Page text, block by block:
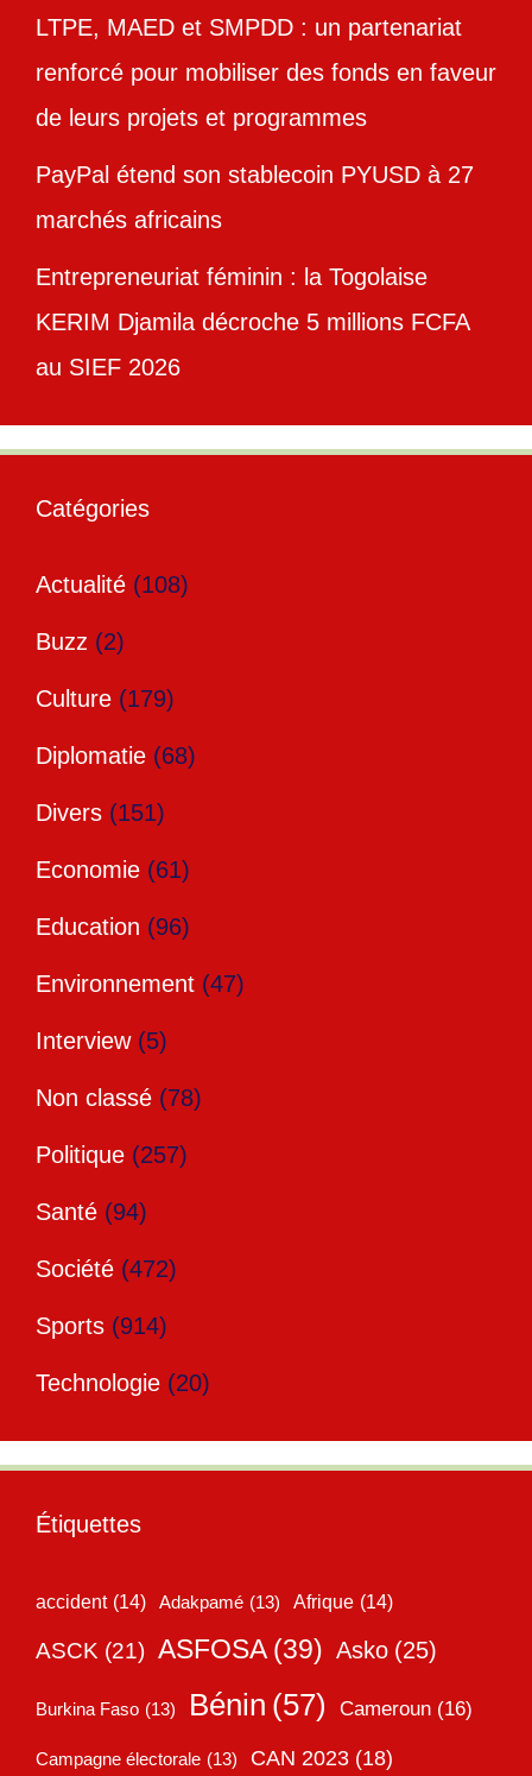
LTPE, MAED et SMPDD : un partenariat
renforcé pour mobiliser des fonds en faveur
de leurs projets et programmes
PayPal étend son stablecoin PYUSD à 27
marchés africains
Entrepreneuriat féminin : la Togolaise
KERIM Djamila décroche 5 millions FCFA
au SIEF 2026
Catégories
Actualité (108)
Buzz (2)
Culture (179)
Diplomatie (68)
Divers (151)
Economie (61)
Education (96)
Environnement (47)
Interview(5)
Non classé (78)
Politique (257)
Santé (94)
Société (472)
Sports (914)
Technologie (20)
Étiquettes
accident (14) Adakpamé (13) Afrique (14)
ASCK (21) ASFOSA (39) Asko (25)
Burkina Faso (13) Bénin (57) Cameroun (16)
Campagne électorale (13) CAN 2023 (18)